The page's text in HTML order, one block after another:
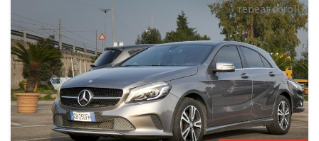
repeat scroll 0